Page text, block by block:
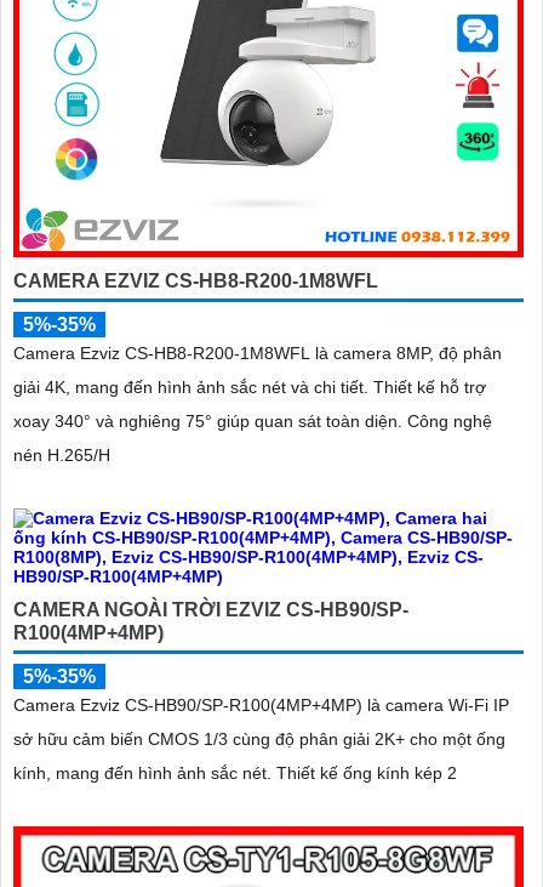
CAMERA EZVIZ CS-HB8-R200-1M8WFL
5%-35%
Camera Ezviz CS-HB8-R200-1M8WFL là camera 8MP, độ phân
giải 4K, mang đến hình ảnh sắc nét và chi tiết. Thiết kế hỗ trợ
xoay 340° và nghiêng 75° giúp quan sát toàn diện. Công nghệ
nén H.265/H
CAMERA NGOÀI TRỜI EZVIZ CS-HB90/SP-
R100(4MP+4MP)
5%-35%
Camera Ezviz CS-HB90/SP-R100(4MP+4MP) là camera Wi-Fi IP
sở hữu cảm biến CMOS 1/3 cùng độ phân giải 2K+ cho một ống
kính, mang đến hình ảnh sắc nét. Thiết kế ống kính kép 2